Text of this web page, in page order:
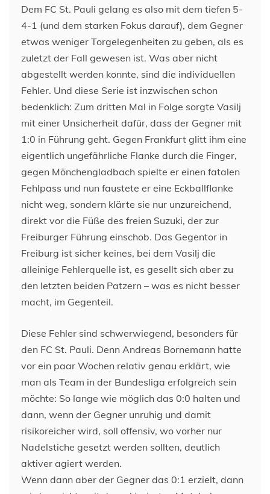
Dem FC St. Pauli gelang es also mit dem tiefen 5-
4-1 (und dem starken Fokus darauf), dem Gegner
etwas weniger Torgelegenheiten zu geben, als es
zuletzt der Fall gewesen ist. Was aber nicht
abgestellt werden konnte, sind die individuellen
Fehler. Und diese Serie ist inzwischen schon
bedenklich: Zum dritten Mal in Folge sorgte Vasilj
mit einer Unsicherheit dafür, dass der Gegner mit
1:0 in Führung geht. Gegen Frankfurt glitt ihm eine
eigentlich ungefährliche Flanke durch die Finger,
gegen Mönchengladbach spielte er einen fatalen
Fehlpass und nun faustete er eine Eckballflanke
nicht weg, sondern klärte sie nur unzureichend,
direkt vor die Füße des freien Suzuki, der zur
Freiburger Führung einschob. Das Gegentor in
Freiburg ist sicher keines, bei dem Vasilj die
alleinige Fehlerquelle ist, es gesellt sich aber zu
den letzten beiden Patzern – was es nicht besser
macht, im Gegenteil.
Diese Fehler sind schwerwiegend, besonders für
den FC St. Pauli. Denn Andreas Bornemann hatte
vor ein paar Wochen relativ genau erklärt, wie
man als Team in der Bundesliga erfolgreich sein
möchte: So lange wie möglich das 0:0 halten und
dann, wenn der Gegner unruhig und damit
risikoreicher wird, soll offensiv, wo vorher nur
Nadelstiche gesetzt werden sollten, deutlich
aktiver agiert werden.
Wenn dann aber der Gegner das 0:1 erzielt, dann